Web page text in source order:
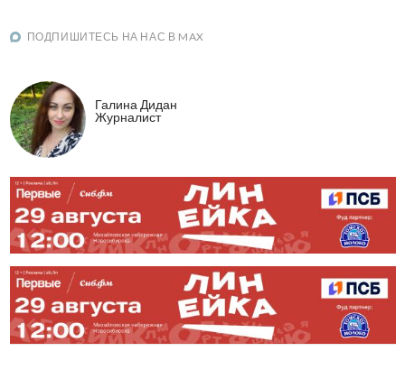
ПОДПИШИТЕСЬ НА НАС В MAX
Галина Дидан
Журналист